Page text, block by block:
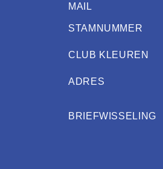
MAIL
STAMNUMMER
CLUB KLEUREN
ADRES
BRIEFWISSELING